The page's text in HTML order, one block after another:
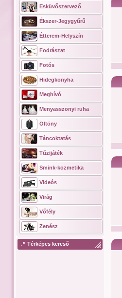
Esküvőszervező
Ékszer-Jegygyűrű
Étterem-Helyszín
Fodrászat
Fotós
Hidegkonyha
Meghívó
Menyasszonyi ruha
Öltöny
Táncoktatás
Tűzijáték
Smink-kozmetika
Videós
Virág
Vőfély
Zenész
Térképes kereső